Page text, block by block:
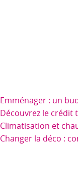
Emménager : un
Découvrez le crédit
Climatisation et
Changer la déco :